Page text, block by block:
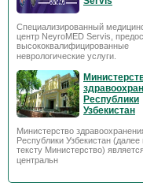
Специализированный
центр NeyroMED Servis,
высококвалифицированные
неврологические услуги.
Республики
Узбекистан
Министерство
Республики Узбекистан (далее
тексту Министерство)
центральн